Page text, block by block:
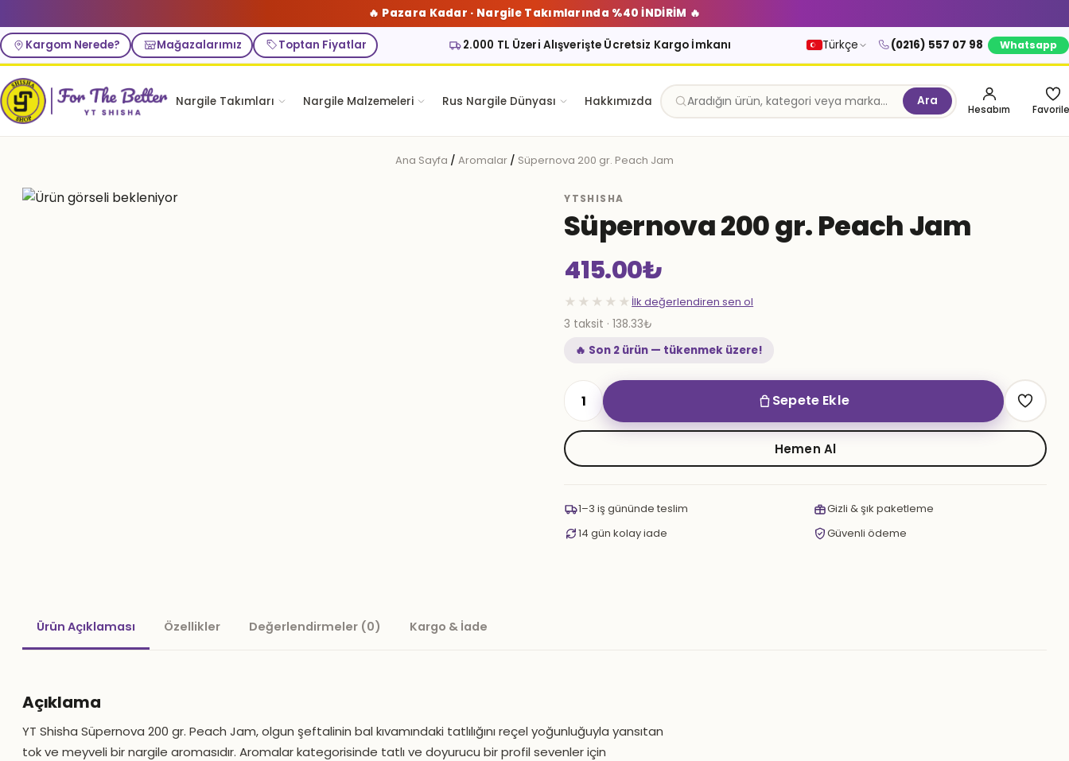
🔥 Pazara Kadar · Nargile Takımlarında %40 İNDİRİM 🔥
Kargom Nerede? Mağazalarımız Toptan Fiyatlar 2.000 TL Üzeri Alışverişte Ücretsiz Kargo İmkanı Türkçe (0216) 557 07 98 Whatsapp
Nargile Takımları Nargile Malzemeleri Rus Nargile Dünyası Hakkımızda Ara
Hesabım
Ana Sayfa / Aromalar / Süpernova 200 gr. Peach Jam
YTSHISHA
Süpernova 200 gr. Peach Jam
415.00₺
★★★★★ İlk değerlendiren sen ol
3 taksit · 138.33₺
🔥 Son 2 ürün — tükenmek üzere!
Süpernova
200
gr.
Peach
adet
Sepete Ekle
Hemen Al
1–3 iş gününde teslim
Gizli & şık paketleme
14 gün kolay iade
Güvenli ödeme
Ürün Açıklaması Özellikler Değerlendirmeler (0) Kargo & İade
Açıklama
YT Shisha Süpernova 200 gr. Peach Jam, olgun şeftalinin bal kıvamındaki tatlılığını reçel yoğunluğuyla yansıtan
tok ve meyveli bir nargile aromasıdır. Aromalar kategorisinde tatlı ve doyurucu bir profil sevenler için